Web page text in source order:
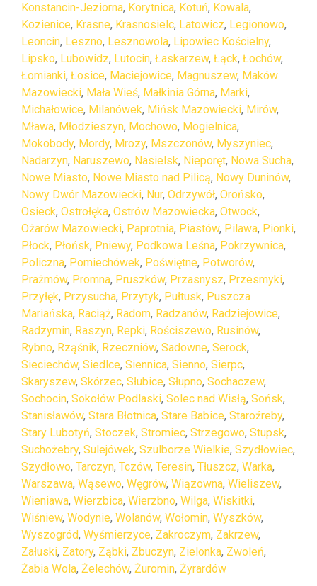
Konstancin-Jeziorna, Korytnica, Kotuń, Kowala,
Kozienice, Krasne, Krasnosielc, Latowicz, Legionowo,
Leoncin, Leszno, Lesznowola, Lipowiec Kościelny,
Lipsko, Lubowidz, Lutocin, Łaskarzew, Łąck, Łochów,
Łomianki, Łosice, Maciejowice, Magnuszew, Maków
Mazowiecki, Mała Wieś, Małkinia Górna, Marki,
Michałowice, Milanówek, Mińsk Mazowiecki, Mirów,
Mława, Młodzieszyn, Mochowo, Mogielnica,
Mokobody, Mordy, Mrozy, Mszczonów, Myszyniec,
Nadarzyn, Naruszewo, Nasielsk, Nieporęt, Nowa Sucha,
Nowe Miasto, Nowe Miasto nad Pilicą, Nowy Duninów,
Nowy Dwór Mazowiecki, Nur, Odrzywół, Orońsko,
Osieck, Ostrołęka, Ostrów Mazowiecka, Otwock,
Ożarów Mazowiecki, Paprotnia, Piastów, Pilawa, Pionki,
Płock, Płońsk, Pniewy, Podkowa Leśna, Pokrzywnica,
Policzna, Pomiechówek, Poświętne, Potworów,
Prażmów, Promna, Pruszków, Przasnysz, Przesmyki,
Przyłęk, Przysucha, Przytyk, Pułtusk, Puszcza
Mariańska, Raciąż, Radom, Radzanów, Radziejowice,
Radzymin, Raszyn, Repki, Rościszewo, Rusinów,
Rybno, Rząśnik, Rzeczniów, Sadowne, Serock,
Sieciechów, Siedlce, Siennica, Sienno, Sierpc,
Skaryszew, Skórzec, Słubice, Słupno, Sochaczew,
Sochocin, Sokołów Podlaski, Solec nad Wisłą, Sońsk,
Stanisławów, Stara Błotnica, Stare Babice, Staroźreby,
Stary Lubotyń, Stoczek, Stromiec, Strzegowo, Stupsk,
Suchożebry, Sulejówek, Szulborze Wielkie, Szydłowiec,
Szydłowo, Tarczyn, Tczów, Teresin, Tłuszcz, Warka,
Warszawa, Wąsewo, Węgrów, Wiązowna, Wieliszew,
Wieniawa, Wierzbica, Wierzbno, Wilga, Wiskitki,
Wiśniew, Wodynie, Wolanów, Wołomin, Wyszków,
Wyszogród, Wyśmierzyce, Zakroczym, Zakrzew,
Załuski, Zatory, Ząbki, Zbuczyn, Zielonka, Zwoleń,
Żabia Wola, Żelechów, Żuromin, Żyrardów